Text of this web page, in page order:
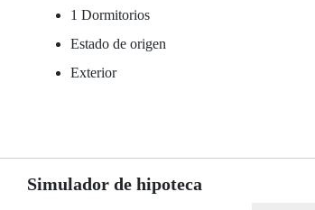
1 Dormitorios
Estado de origen
Exterior
Simulador de hipoteca